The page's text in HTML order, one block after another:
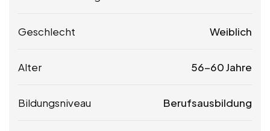
Geschlecht Weiblich
Alter 56-60 Jahre
Bildungsniveau Berufsausbildung